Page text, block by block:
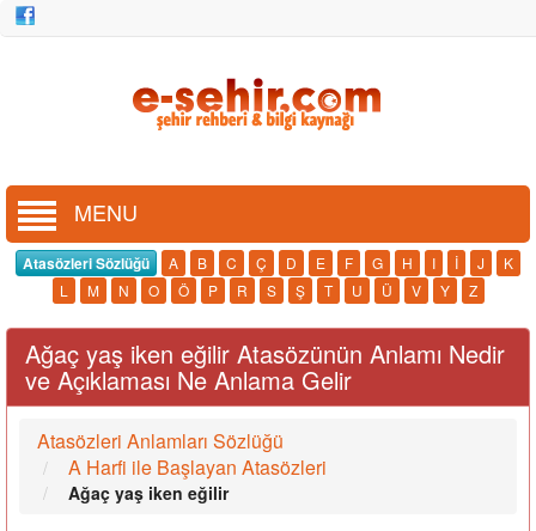
MENU
Atasözleri Sözlüğü A B C Ç D E F G H I İ J
K
L
M N O Ö P R S Ş T U Ü V Y Z
Ağaç yaş iken eğilir Atasözünün Anlamı Nedir
ve Açıklaması Ne Anlama Gelir
Atasözleri Anlamları Sözlüğü
A Harfi ile Başlayan Atasözleri
Ağaç yaş iken eğilir